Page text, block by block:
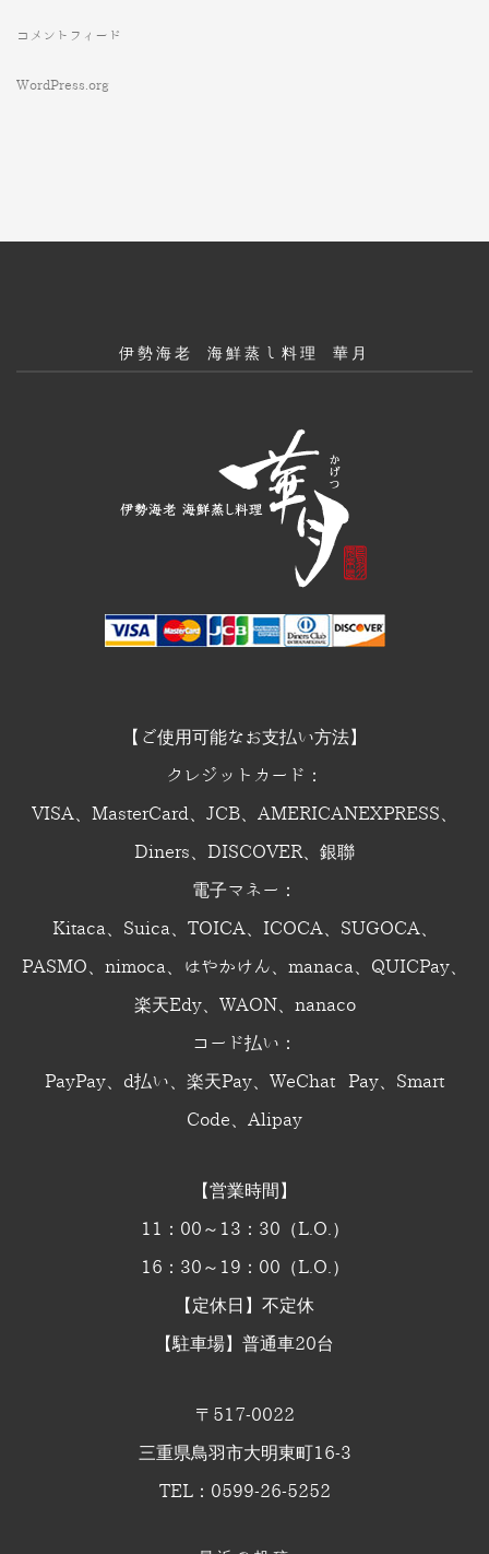
コメントフィード
WordPress.org
伊勢海老 海鮮蒸し料理 華月
【ご使用可能なお支払い方法】
クレジットカード：
VISA、MasterCard、JCB、AMERICANEXPRESS、
Diners、DISCOVER、銀聯
電子マネー：
Kitaca、Suica、TOICA、ICOCA、SUGOCA、
PASMO、nimoca、はやかけん、manaca、QUICPay、
楽天Edy、WAON、nanaco
コード払い：
PayPay、d払い、楽天Pay、WeChat Pay、Smart
Code、Alipay
【営業時間】
11：00～13：30（L.O.）
16：30～19：00（L.O.）
【定休日】不定休
【駐車場】普通車20台
〒517-0022
三重県鳥羽市大明東町16-3
TEL：0599-26-5252